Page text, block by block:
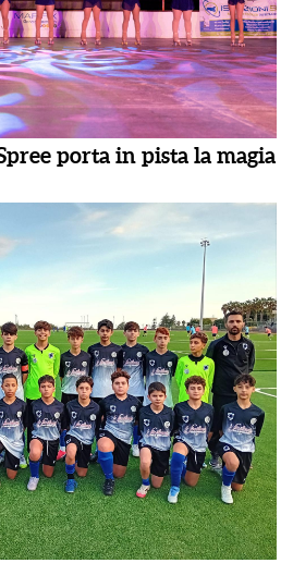
porta in pista la magia